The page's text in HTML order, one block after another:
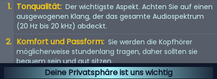
Deine Privatsphäre ist uns wichtig
Tonqualität: Der wichtigste Aspekt. Achten Sie auf einen
ausgewogenen Klang, der das gesamte Audiospektrum
(20 Hz bis 20 kHz) abdeckt.
Komfort und Passform: Sie werden die Kopfhörer
möglicherweise stundenlang tragen, daher sollten sie
bequem sein und gut sitzen.
Kopfhörertyp: In-Ear, On-Ear oder Over-Ear? Jeder Typ